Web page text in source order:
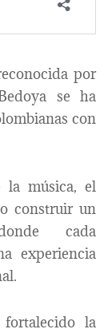
por
se ha
con
la música, el
construir un
cada
experiencia
la